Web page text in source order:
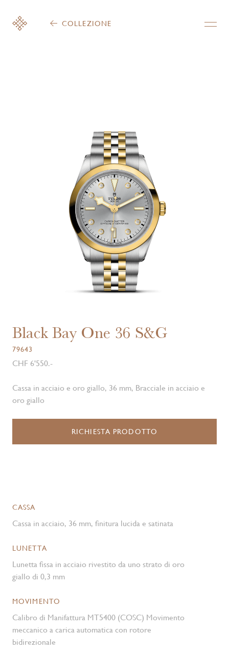
COLLEZIONE
Black Bay One 36 S&G
79643
CHF 6'550.-
Cassa in acciaio e oro giallo, 36 mm, Bracciale in acciaio e
oro giallo
RICHIESTA PRODOTTO
CASSA
Cassa in acciaio, 36 mm, finitura lucida e satinata
LUNETTA
Lunetta fissa in acciaio rivestito da uno strato di oro
giallo di 0,3 mm
MOVIMENTO
Calibro di Manifattura MT5400 (COSC) Movimento
meccanico a carica automatica con rotore
bidirezionale